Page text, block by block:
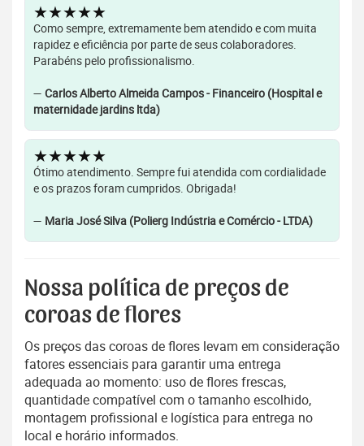
★★★★★
Como sempre, extremamente bem atendido e com muita
rapidez e eficiência por parte de seus colaboradores.
Parabéns pelo profissionalismo.
— Carlos Alberto Almeida Campos - Financeiro (Hospital e
maternidade jardins ltda)
★★★★★
Ótimo atendimento. Sempre fui atendida com cordialidade
e os prazos foram cumpridos. Obrigada!
— Maria José Silva (Polierg Indústria e Comércio - LTDA)
Nossa política de preços de
coroas de flores
Os preços das coroas de flores levam em consideração
fatores essenciais para garantir uma entrega
adequada ao momento: uso de flores frescas,
quantidade compatível com o tamanho escolhido,
montagem profissional e logística para entrega no
local e horário informados.